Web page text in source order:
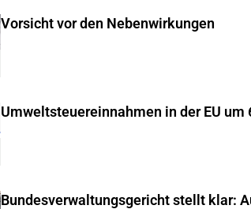
Vorsicht vor den Nebenwirkungen
Umweltsteuereinnahmen in der EU um
Bundesverwaltungsgericht stellt klar: